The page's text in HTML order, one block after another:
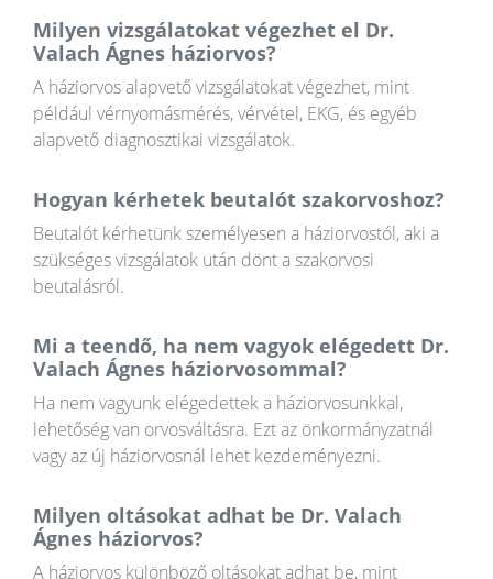
Milyen vizsgálatokat végezhet el Dr.
Valach Ágnes háziorvos?
A háziorvos alapvető vizsgálatokat végezhet, mint
például vérnyomásmérés, vérvétel, EKG, és egyéb
alapvető diagnosztikai vizsgálatok.
Hogyan kérhetek beutalót szakorvoshoz?
Beutalót kérhetünk személyesen a háziorvostól, aki a
szükséges vizsgálatok után dönt a szakorvosi
beutalásról.
Mi a teendő, ha nem vagyok elégedett Dr.
Valach Ágnes háziorvosommal?
Ha nem vagyunk elégedettek a háziorvosunkkal,
lehetőség van orvosváltásra. Ezt az önkormányzatnál
vagy az új háziorvosnál lehet kezdeményezni.
Milyen oltásokat adhat be Dr. Valach
Ágnes háziorvos?
A háziorvos különböző oltásokat adhat be, mint